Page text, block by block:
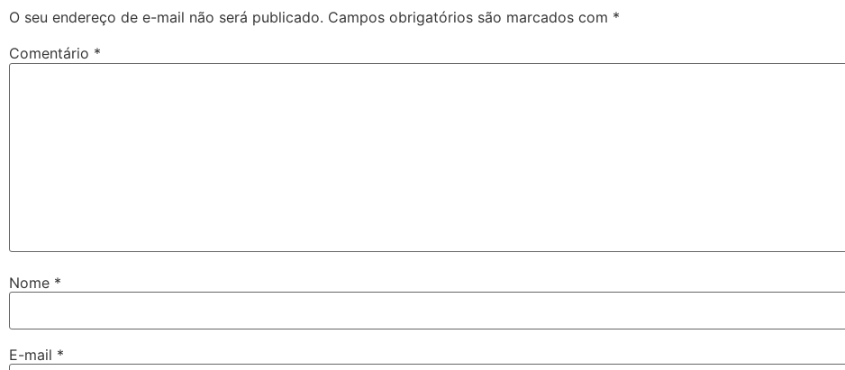
O seu endereço de e-mail não será publicado. Campos obrigatórios são marcados com *
Comentário *
Nome *
E-mail *